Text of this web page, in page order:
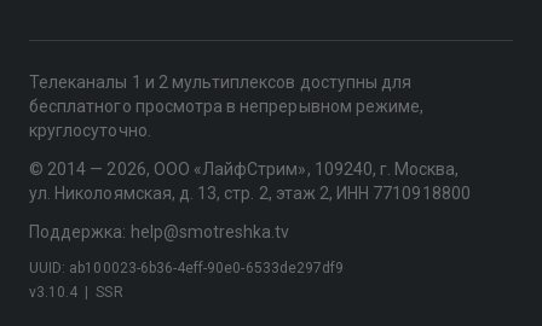
Телеканалы 1 и 2 мультиплексов доступны для
бесплатного просмотра в непрерывном режиме,
круглосуточно.
© 2014 — 2026, ООО «ЛайфСтрим», 109240, г. Москва,
ул. Николоямская, д. 13, стр. 2, этаж 2, ИНН 7710918800
Поддержка: help@smotreshka.tv
v3.10.4 SSR
UUID: ab100023-6b36-4eff-90e0-6533de297df9